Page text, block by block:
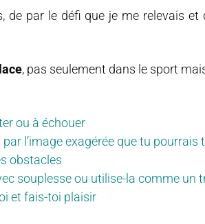
de par le défi que je me relevais et
, pas seulement dans le sport
ou à échouer
l’image exagérée que tu pourrais
obstacles
souplesse ou utilise-la comme un
et fais-toi plaisir